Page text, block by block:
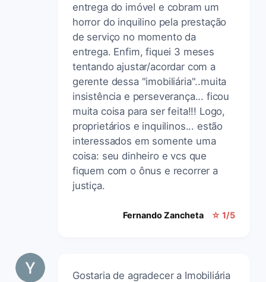
entrega do imóvel e cobram um
horror do inquilino pela prestação
de serviço no momento da
entrega. Enfim, fiquei 3 meses
tentando ajustar/acordar com a
gerente dessa "imobiliária"..muita
insistência e perseverança... ficou
muita coisa para ser feita!!! Logo,
proprietários e inquilinos... estão
interessados em somente uma
coisa: seu dinheiro e vcs que
fiquem com o ônus e recorrer a
justiça.
Fernando Zancheta ☆ 1/5
Gostaria de agradecer a Imobiliária